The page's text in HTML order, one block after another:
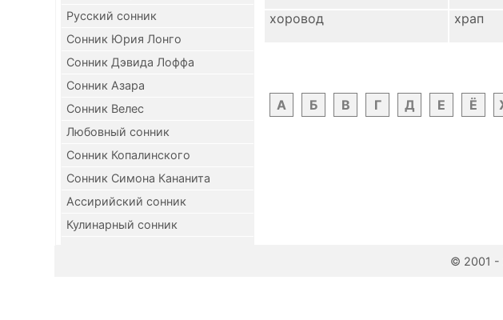
Русский сонник
Сонник Юрия Лонго
Сонник Дэвида Лоффа
Сонник Азара
Сонник Велес
Любовный сонник
Сонник Копалинского
Сонник Симона Кананита
Ассирийский сонник
Кулинарный сонник
хоровод храп
А
Б В Г Д Е Ё
© 2001 -